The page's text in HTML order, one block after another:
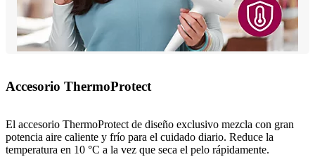
Accesorio ThermoProtect
El accesorio ThermoProtect de diseño exclusivo mezcla con gran
potencia aire caliente y frío para el cuidado diario. Reduce la
temperatura en 10 °C a la vez que seca el pelo rápidamente.